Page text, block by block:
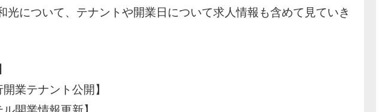
光について、テナントや開業日について求人情報も含めて見ていき
業テナント公開】